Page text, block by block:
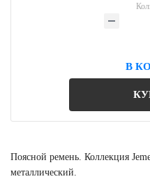
В
Поясной ремень. Коллекция
металлический.